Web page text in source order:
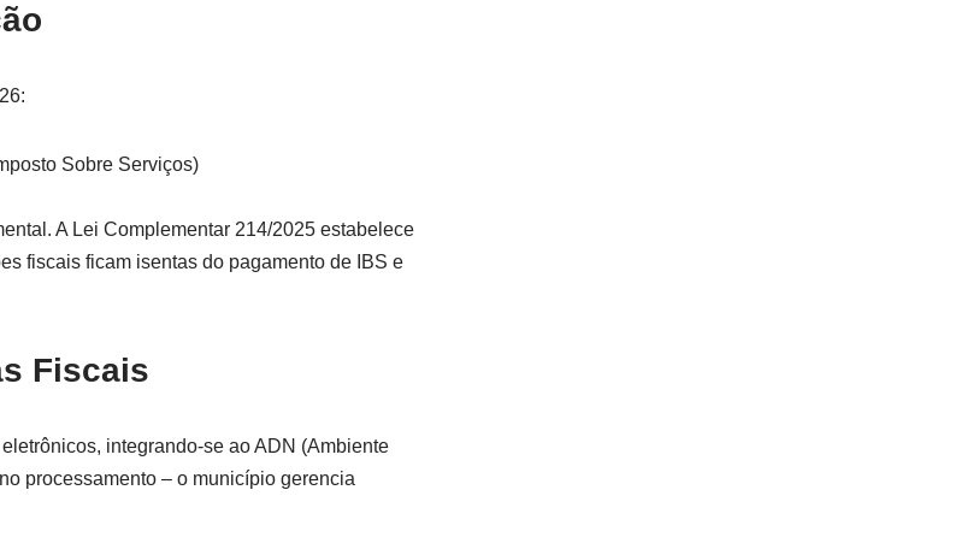
Sobre Serviços)
A Lei Complementar 214/2025 estabelece
fiscais ficam isentas do pagamento de IBS e
Fiscais
integrando-se ao ADN (Ambiente
processamento – o município gerencia